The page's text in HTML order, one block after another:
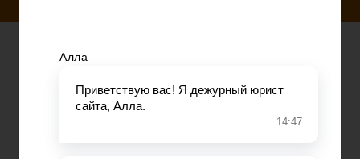
Развод при беременности
Раздел недвижимости